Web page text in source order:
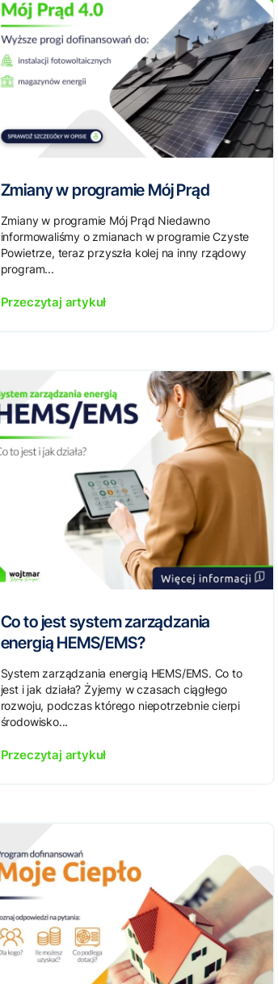
Zmiany w programie Mój Prąd
Zmiany w programie Mój Prąd Niedawno
informowaliśmy o zmianach w programie Czyste
Powietrze, teraz przyszła kolej na inny rządowy
program...
Przeczytaj artykuł
Co to jest system zarządzania
energią HEMS/EMS?
System zarządzania energią HEMS/EMS. Co to
jest i jak działa? Żyjemy w czasach ciągłego
rozwoju, podczas którego niepotrzebnie cierpi
środowisko...
Przeczytaj artykuł